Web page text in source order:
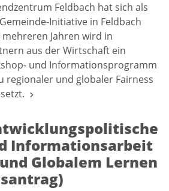
Feldbach hat sich als
Initiative in Feldbach
Jahren wird in
aus der Wirtschaft ein
und Informationsprogramm
regionaler und globaler Fairness
Informationsarbeit
Globalem Lernen